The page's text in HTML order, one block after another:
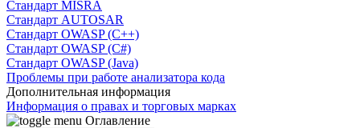
Cтандарт MISRA
Стандарт AUTOSAR
Стандарт OWASP (C++)
Стандарт OWASP (C#)
Стандарт OWASP (Java)
Проблемы при работе анализатора кода
Дополнительная информация
Информация о правах и торговых марках
Оглавление